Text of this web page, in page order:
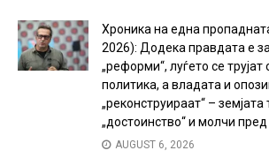
Хроника на една
2026): Додека правдата е
„реформи“, луѓето се трујат
политика, а владата и
„реконструираат“ – земјата
„достоинство“ и молчи
AUGUST 6, 2026